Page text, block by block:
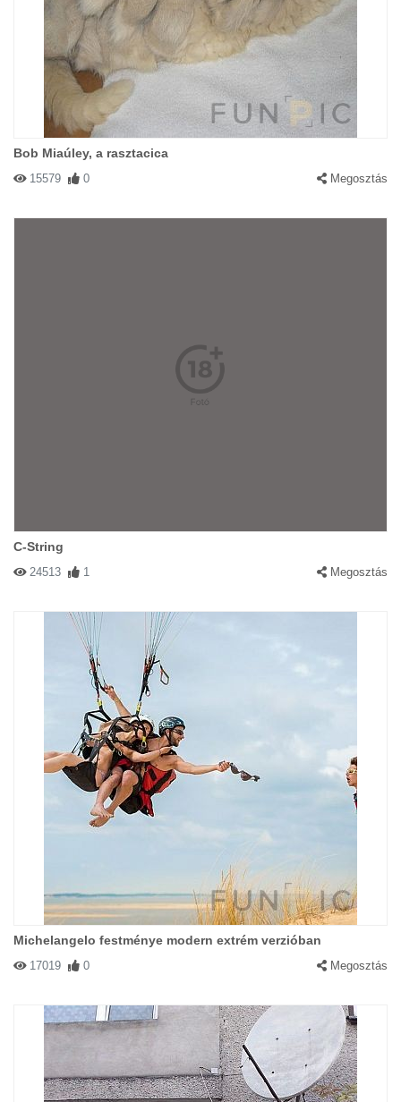
Bob Miaúley, a rasztacica
15579 0 Megosztás
C-String
24513 1 Megosztás
Michelangelo festménye modern extrém verzióban
17019 0 Megosztás